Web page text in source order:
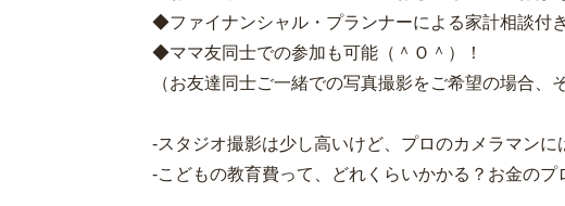
◆ファイナンシャル・プランナーによる家計相談付き
◆ママ友同士での参加も可能（＾Ｏ＾）！
（お友達同士ご一緒での写真撮影をご希望の場合、
-スタジオ撮影は少し高いけど、プロのカメラマンに
-こどもの教育費って、どれくらいかかる？お金のプ